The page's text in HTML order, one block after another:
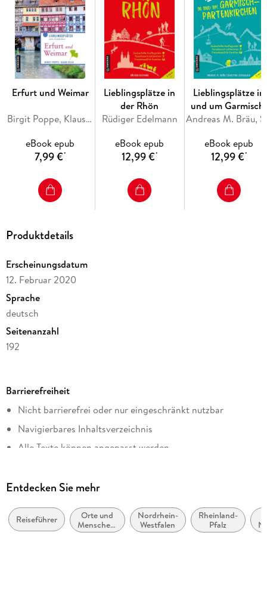
Erfurt und Weimar
Birgit Poppe, Klaus Silla
eBook epub
7,99 €*
Lieblingsplätze in
der Rhön
Rüdiger Edelmann
eBook epub
12,99 €*
Lieblingsplätze in
und um Garmisch-
Partenkirchen
eBook epub
12,99 €*
Produktdetails
Erscheinungsdatum
12. Februar 2020
Sprache
deutsch
Seitenanzahl
192
Autor/Autorin
Anke D. Müller
Verlag/Hersteller
Gmeiner Verlag eBooks
ohne Kopierschutz
Ja
Produktart
Barrierefreiheit
Nicht barrierefrei oder nur eingeschränkt nutzbar
Navigierbares Inhaltsverzeichnis
Alle Texte können angepasst werden
Entdecken Sie mehr
Reiseführer
Orte und
Menschen:
Sachbuch,
Nordrhein-
Westfalen
Rheinland-
Pfalz